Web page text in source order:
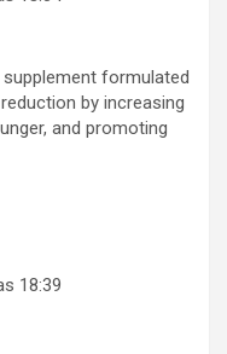
formulated
by increasing
and promoting
18:39